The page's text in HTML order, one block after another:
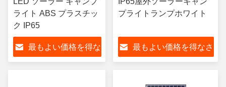
ライト ABS プラスチッ
ク IP65
最もよい価格を得な
プライトランプホワイト
最もよい価格を得なさ